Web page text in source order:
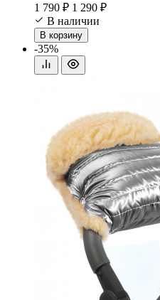
1 790 ₽ 1 290 ₽
В наличии
В корзину
-35%